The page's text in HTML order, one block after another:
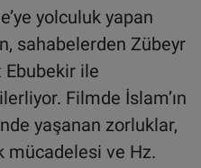
yolculuk yapan
sahabelerden Zübeyr
ile
Filmde İslam’ın
yaşanan zorluklar,
mücadelesi ve Hz.